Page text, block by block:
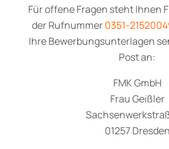
Für offene Fragen steht Ihnen
der Rufnummer0351-
Ihre Bewerbungsunterlagen
Post an:
FMK GmbH
Frau Geißler
01257 Dresden